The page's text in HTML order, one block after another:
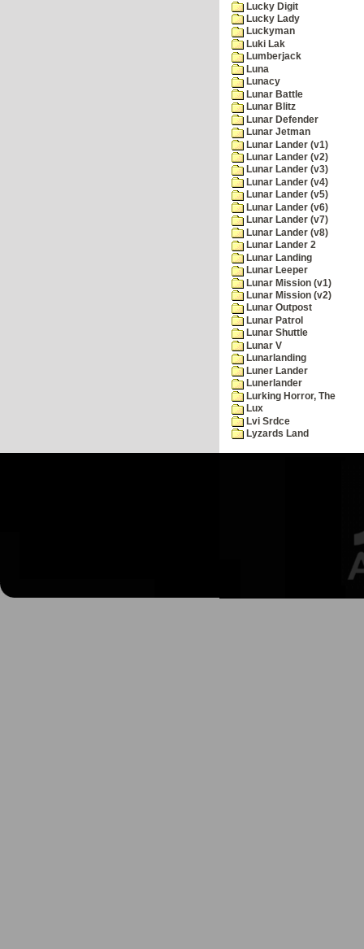
Lucky Digit
Lucky Lady
Luckyman
Luki Lak
Lumberjack
Luna
Lunacy
Lunar Battle
Lunar Blitz
Lunar Defender
Lunar Jetman
Lunar Lander (v1)
Lunar Lander (v2)
Lunar Lander (v3)
Lunar Lander (v4)
Lunar Lander (v5)
Lunar Lander (v6)
Lunar Lander (v7)
Lunar Lander (v8)
Lunar Lander 2
Lunar Landing
Lunar Leeper
Lunar Mission (v1)
Lunar Mission (v2)
Lunar Outpost
Lunar Patrol
Lunar Shuttle
Lunar V
Lunarlanding
Luner Lander
Lunerlander
Lurking Horror, The
Lux
Lvi Srdce
Lyzards Land